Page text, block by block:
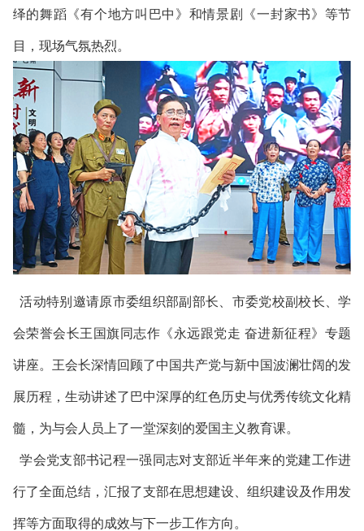
绎的舞蹈《有个地方叫巴中》和情景剧《一封家书》等节
目，现场气氛热烈。
活动特别邀请原市委组织部副部长、市委党校副校长、学
会荣誉会长王国旗同志作《永远跟党走 奋进新征程》专题
讲座。王会长深情回顾了中国共产党与新中国波澜壮阔的发
展历程，生动讲述了巴中深厚的红色历史与优秀传统文化精
髓，为与会人员上了一堂深刻的爱国主义教育课。
学会党支部书记程一强同志对支部近半年来的党建工作进
行了全面总结，汇报了支部在思想建设、组织建设及作用发
挥等方面取得的成效与下一步工作方向。